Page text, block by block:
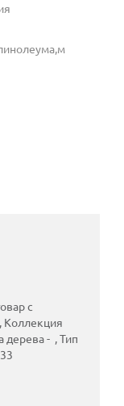
с
Коллекция
- , Тип